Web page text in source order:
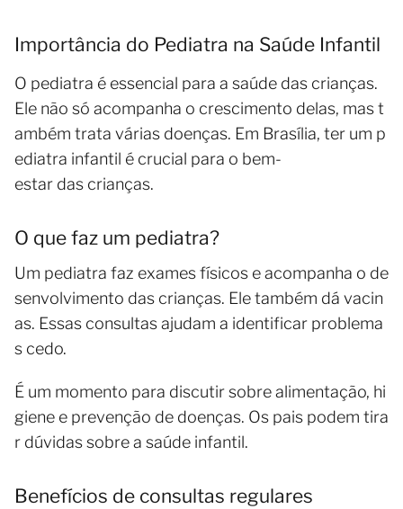
Importância do Pediatra na Saúde Infantil
O pediatra é essencial para a saúde das crianças.
Ele não só acompanha o crescimento delas, mas t
ambém trata várias doenças. Em Brasília, ter um p
ediatra infantil é crucial para o bem-
estar das crianças.
O que faz um pediatra?
Um pediatra faz exames físicos e acompanha o de
senvolvimento das crianças. Ele também dá vacin
as. Essas consultas ajudam a identificar problema
s cedo.
É um momento para discutir sobre alimentação, hi
giene e prevenção de doenças. Os pais podem tira
r dúvidas sobre a saúde infantil.
Benefícios de consultas regulares